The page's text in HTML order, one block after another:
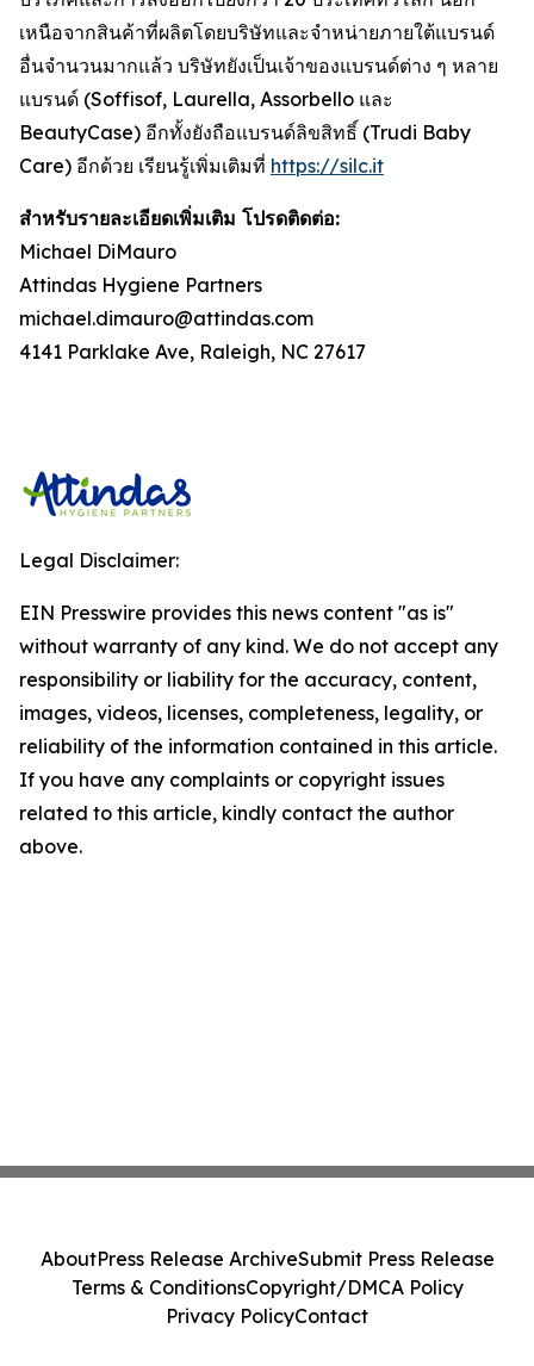
เหนือจากสินค้าที่ผลิตโดยบริษัทและจำหน่ายภายใต้แบรนด์
อื่นจำนวนมากแล้ว บริษัทยังเป็นเจ้าของแบรนด์ต่าง ๆ หลาย
แบรนด์ (Soffisof, Laurella, Assorbello และ
BeautyCase) อีกทั้งยังถือแบรนด์ลิขสิทธิ์ (Trudi Baby
Care) อีกด้วย เรียนรู้เพิ่มเติมที่ https://silc.it
สำหรับรายละเอียดเพิ่มเติม โปรดติดต่อ:
Michael DiMauro
Attindas Hygiene Partners
michael.dimauro@attindas.com
4141 Parklake Ave, Raleigh, NC 27617
Legal Disclaimer:
EIN Presswire provides this news content "as is"
without warranty of any kind. We do not accept any
responsibility or liability for the accuracy, content,
images, videos, licenses, completeness, legality, or
reliability of the information contained in this article.
If you have any complaints or copyright issues
related to this article, kindly contact the author
above.
AboutPress Release ArchiveSubmit Press Release
Terms & ConditionsCopyright/DMCA Policy
Privacy PolicyContact